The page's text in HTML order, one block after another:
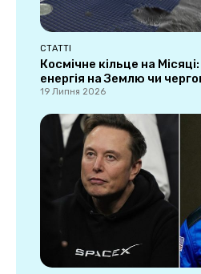
СТАТТІ
Космічне кільце на
енергія на Землю чи
19 Липня 2026